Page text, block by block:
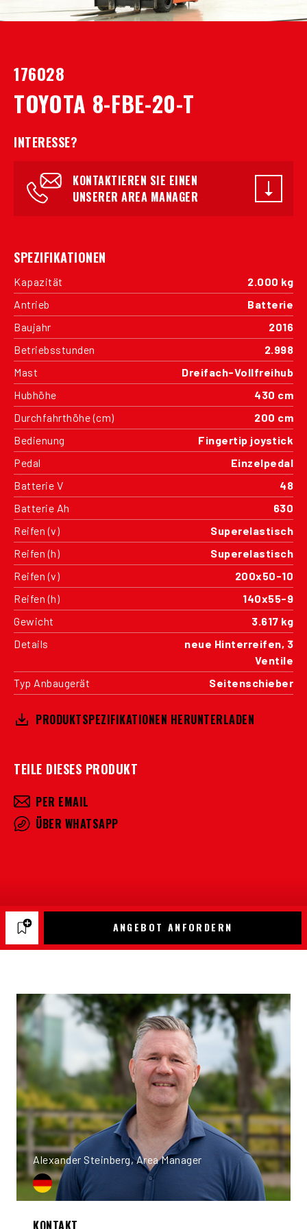
176028
TOYOTA 8-FBE-20-T
INTERESSE?
KONTAKTIEREN SIE EINEN
UNSERER AREA MANAGER
SPEZIFIKATIONEN
Kapazität
2.000 kg
Antrieb
Batterie
Baujahr
2016
Betriebsstunden
2.998
Mast
Dreifach-Vollfreihub
Hubhöhe
430 cm
Durchfahrthöhe (cm)
200 cm
Bedienung
Fingertip joystick
Pedal
Einzelpedal
Batterie V
48
Batterie Ah
630
Reifen (v)
Superelastisch
Reifen (h)
Superelastisch
Reifen (v)
200x50-10
Reifen (h)
140x55-9
Gewicht
3.617 kg
Details
neue Hinterreifen, 3
Ventile
Typ Anbaugerät
Seitenschieber
PRODUKTSPEZIFIKATIONEN HERUNTERLADEN
TEILE DIESES PRODUKT
PER EMAIL
ÜBER WHATSAPP
ANGEBOT ANFORDERN
Alexander Steinberg, Area Manager
KONTAKT